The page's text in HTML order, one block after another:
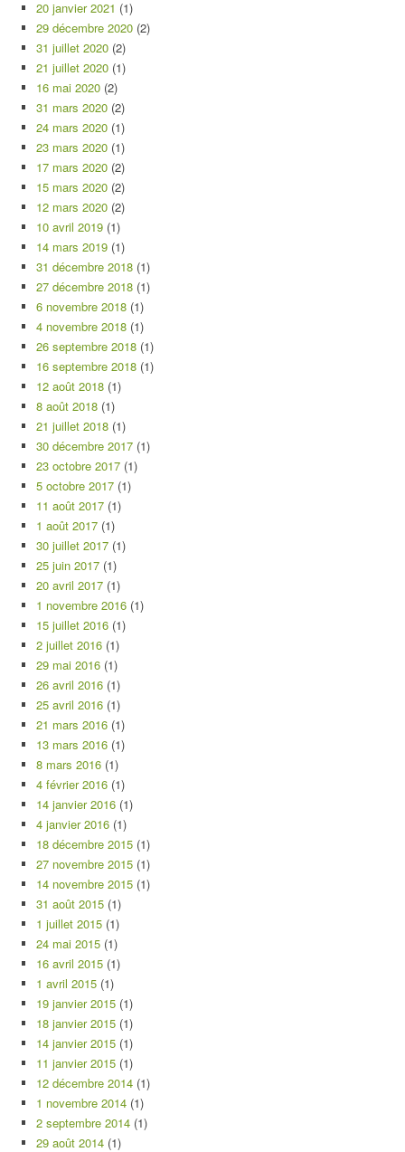
20 janvier 2021 (1)
29 décembre 2020 (2)
31 juillet 2020 (2)
21 juillet 2020 (1)
16 mai 2020 (2)
31 mars 2020 (2)
24 mars 2020 (1)
23 mars 2020 (1)
17 mars 2020 (2)
15 mars 2020 (2)
12 mars 2020 (2)
10 avril 2019 (1)
14 mars 2019 (1)
31 décembre 2018 (1)
27 décembre 2018 (1)
6 novembre 2018 (1)
4 novembre 2018 (1)
26 septembre 2018 (1)
16 septembre 2018 (1)
12 août 2018 (1)
8 août 2018 (1)
21 juillet 2018 (1)
30 décembre 2017 (1)
23 octobre 2017 (1)
5 octobre 2017 (1)
11 août 2017 (1)
1 août 2017 (1)
30 juillet 2017 (1)
25 juin 2017 (1)
20 avril 2017 (1)
1 novembre 2016 (1)
15 juillet 2016 (1)
2 juillet 2016 (1)
29 mai 2016 (1)
26 avril 2016 (1)
25 avril 2016 (1)
21 mars 2016 (1)
13 mars 2016 (1)
8 mars 2016 (1)
4 février 2016 (1)
14 janvier 2016 (1)
4 janvier 2016 (1)
18 décembre 2015 (1)
27 novembre 2015 (1)
14 novembre 2015 (1)
31 août 2015 (1)
1 juillet 2015 (1)
24 mai 2015 (1)
16 avril 2015 (1)
1 avril 2015 (1)
19 janvier 2015 (1)
18 janvier 2015 (1)
14 janvier 2015 (1)
11 janvier 2015 (1)
12 décembre 2014 (1)
1 novembre 2014 (1)
2 septembre 2014 (1)
29 août 2014 (1)